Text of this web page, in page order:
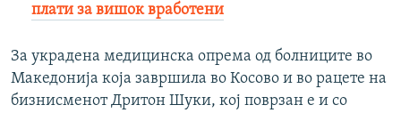
плати за вишок вработени
За украдена медицинска опрема од болниците во
Македонија која завршила во Косово и во рацете на
бизнисменот Дритон Шуки, кој поврзан е и со